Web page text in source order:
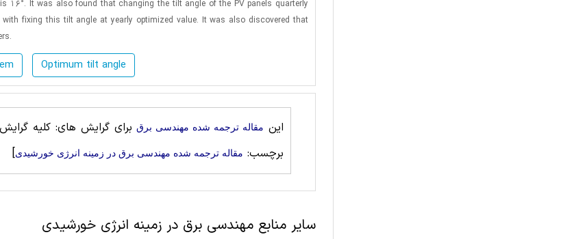
16°. It was also found that changing the tilt angle of the PV panels quarterly
fixing this tilt angle at yearly optimized value. It was also discovered that
Optimum tilt angle
این مقاله ترجمه شده مهندسی برقبرای گرایش های: کلیه گرایش
برچسب: مقاله ترجمه شده مهندسی برق در زمینه انرژی خورشیدی]
سایر منابع مهندسی برق در زمینه انرژی خورشیدی